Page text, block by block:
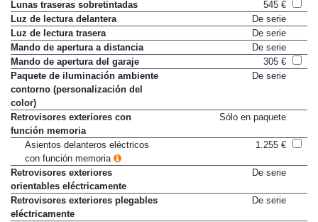
Lunas traseras sobretintadas
545 €
Luz de lectura delantera
De serie
Luz de lectura trasera
De serie
Mando de apertura a distancia
De serie
Mando de apertura del garaje
305 €
Paquete de iluminación ambiente
contorno (personalización del
color)
De serie
Retrovisores exteriores con
función memoria
Sólo en paquete
Asientos delanteros eléctricos
con función memoria
1.255 €
Retrovisores exteriores
orientables eléctricamente
De serie
Retrovisores exteriores plegables
eléctricamente
De serie